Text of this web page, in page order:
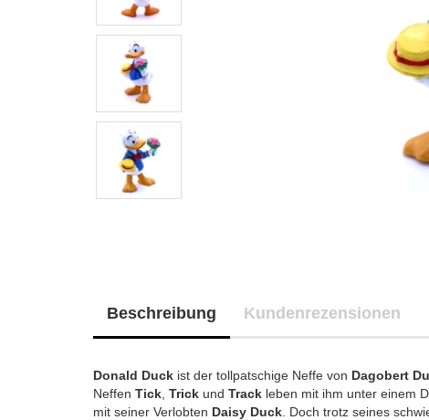
Beschreibung Kundenrezensionen
Donald Duck ist der tollpatschige Neffe von Dagobert
Neffen Tick Trick und Track leben mit ihm unter einem
mit seiner Verlobten Daisy Duck . Doch trotz seines